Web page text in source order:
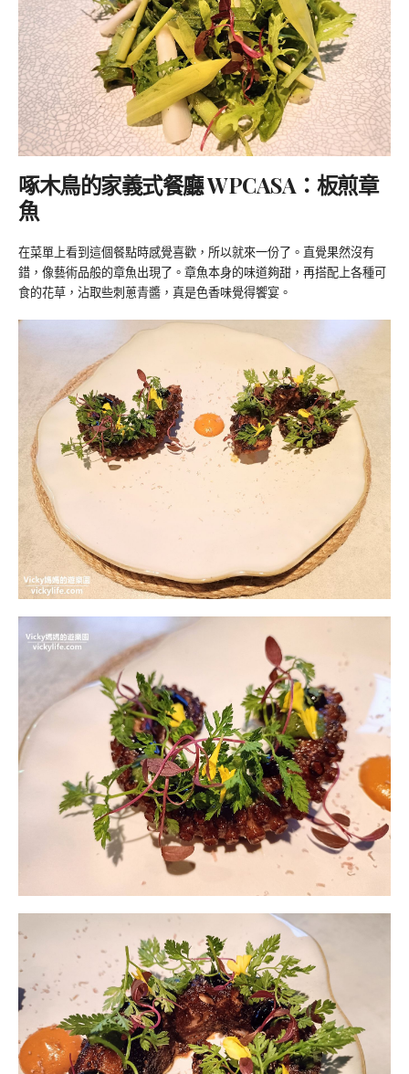
啄木鳥的家義式餐廳 WPCASA：板煎章
魚
在菜單上看到這個餐點時感覺喜歡，所以就來一份了。直覺果然沒有
錯，像藝術品般的章魚出現了。章魚本身的味道夠甜，再搭配上各種可
食的花草，沾取些刺蔥青醬，真是色香味覺得饗宴。